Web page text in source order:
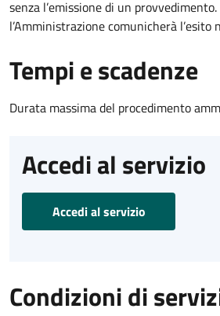
senza l’emissione di un
l’Amministrazione comunicherà l’esito
Tempi e scadenze
Durata massima del procedimento
Accedi al servizio
Accedi al servizio
Condizioni di